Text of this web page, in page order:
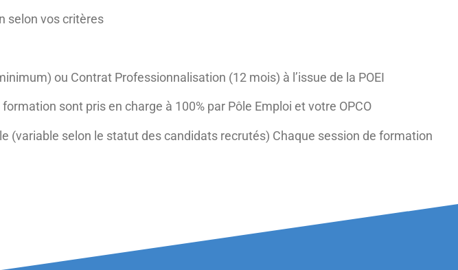
selon vos critères
ou Contrat Professionnalisation (12 mois) à l’issue de la POEI
sont pris en charge à 100% par Pôle Emploi et votre OPCO
(variable selon le statut des candidats recrutés) Chaque session de formation